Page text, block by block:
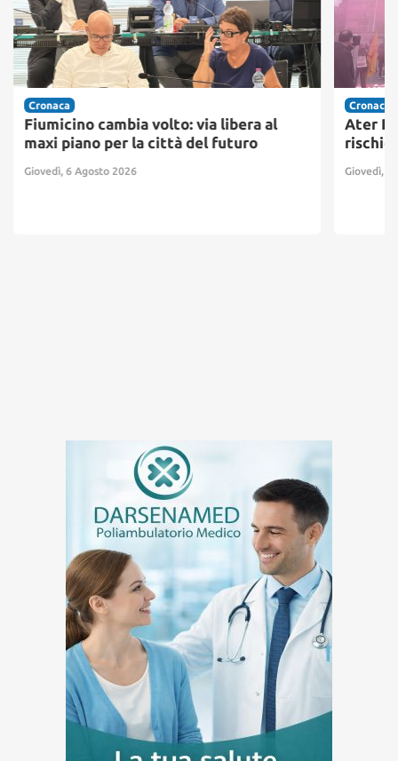
Cronaca
Fiumicino cambia volto: via libera al
maxi piano per la città del futuro
Giovedì, 6 Agosto 2026
Cronaca
Ater
rischio
Giovedì, 6